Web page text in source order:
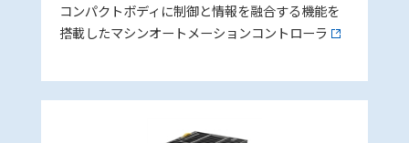
コンパクトボディに制御と情報を融合する機能を
搭載したマシンオートメーションコントローラ